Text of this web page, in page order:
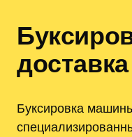
Буксировка